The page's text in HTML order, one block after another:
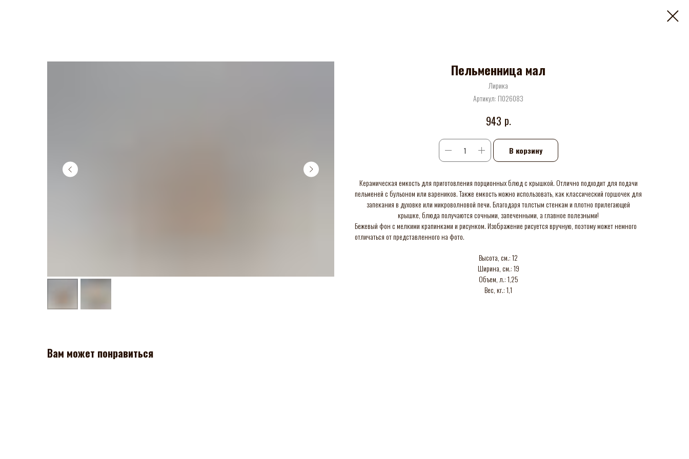
Пельменница мал
Лирика
Артикул: П026083
943 р.
В корзину
Керамическая емкость для приготовления порционных блюд с крышкой. Отлично подходит для подачи
пельменей с бульоном или вареников. Также емкость можно использовать, как классический горшочек для
запекания в духовке или микроволновой печи. Благодаря толстым стенкам и плотно прилегающей
крышке, блюда получаются сочными, запеченными, а главное полезными!
Бежевый фон с мелкими крапинками и рисунком. Изображение рисуется вручную, поэтому может немного
отличаться от представленного на фото.
Высота, см.: 12
Ширина, см.: 19
Объем, л.: 1,25
Вес, кг.: 1,1
Вам может понравиться